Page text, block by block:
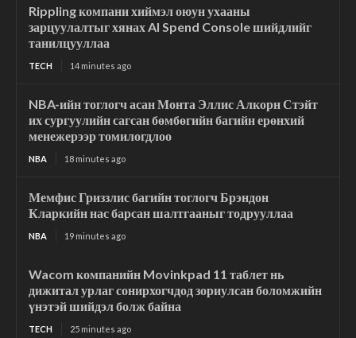
Rippling компани хиймэл оюун ухааны
зарцуулалтыг хянах AI Spend Console шийдлийг
танилцууллаа
TECH 14 minutes ago
NBA-ийн тоглогч асан Монта Эллис Алкорн Стэйт
их сургуулийн сагсан бөмбөгийн багийн ерөнхий
менежерээр томилогдлоо
NBA 18 minutes ago
Мемфис Гриззлис багийн тоглогч Брэндон
Кларкийн нас барсан шалтгааныг тодрууллаа
NBA 19 minutes ago
Wacom компанийн Movinkpad 11 таблет нь
дижитал урлаг сонирхогчдод зориулсан боломжийн
үнэтэй шийдэл болж байна
TECH 25 minutes ago